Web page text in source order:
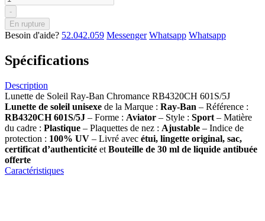
-
En rupture
Besoin d'aide? 52.042.059 Messenger Whatsapp Whatsapp
Spécifications
Description
Lunette de Soleil Ray-Ban Chromance RB4320CH 601S/5J
Lunette de soleil unisexe de la Marque : Ray-Ban – Référence :
RB4320CH 601S/5J – Forme : Aviator – Style : Sport – Matière
du cadre : Plastique – Plaquettes de nez : Ajustable – Indice de
protection : 100% UV – Livré avec étui, lingette original, sac,
certificat d’authenticité et Bouteille de 30 ml de liquide antibuée
offerte
Caractéristiques